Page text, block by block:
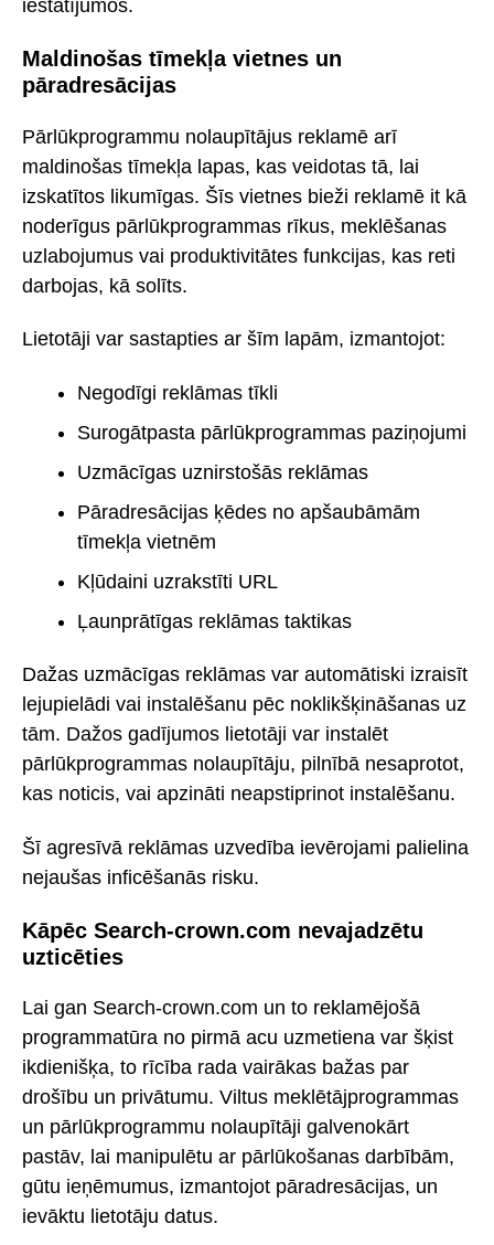
iestatījumos.
Maldinošas tīmekļa vietnes un
pāradresācijas
Pārlūkprogrammu nolaupītājus reklamē arī
maldinošas tīmekļa lapas, kas veidotas tā, lai
izskatītos likumīgas. Šīs vietnes bieži reklamē it kā
noderīgus pārlūkprogrammas rīkus, meklēšanas
uzlabojumus vai produktivitātes funkcijas, kas reti
darbojas, kā solīts.
Lietotāji var sastapties ar šīm lapām, izmantojot:
Negodīgi reklāmas tīkli
Surogātpasta pārlūkprogrammas paziņojumi
Uzmācīgas uznirstošās reklāmas
Pāradresācijas ķēdes no apšaubāmām
tīmekļa vietnēm
Kļūdaini uzrakstīti URL
Ļaunprātīgas reklāmas taktikas
Dažas uzmācīgas reklāmas var automātiski izraisīt
lejupielādi vai instalēšanu pēc noklikšķināšanas uz
tām. Dažos gadījumos lietotāji var instalēt
pārlūkprogrammas nolaupītāju, pilnībā nesaprotot,
kas noticis, vai apzināti neapstiprinot instalēšanu.
Šī agresīvā reklāmas uzvedība ievērojami palielina
nejaušas inficēšanās risku.
Kāpēc Search-crown.com nevajadzētu
uzticēties
Lai gan Search-crown.com un to reklamējošā
programmatūra no pirmā acu uzmetiena var šķist
ikdienišķa, to rīcība rada vairākas bažas par
drošību un privātumu. Viltus meklētājprogrammas
un pārlūkprogrammu nolaupītāji galvenokārt
pastāv, lai manipulētu ar pārlūkošanas darbībām,
gūtu ieņēmumus, izmantojot pāradresācijas, un
ievāktu lietotāju datus.